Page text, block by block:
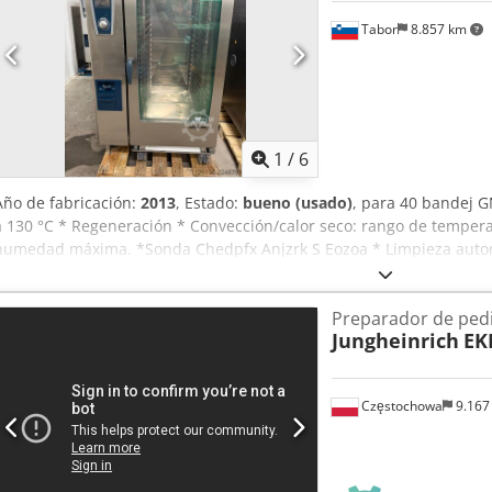
1 / 6
Tabor 8.857 km
de fabricación: 2013, Estado: bueno (usado), para 40 bandej
130 °C * Regeneración * Convección/calor seco: rango de
máxima. *Sonda Chedpfx Anjzrk S Eozoa * Limpieza
Częstochowa 9.167
Preparador de
Jungheinrich